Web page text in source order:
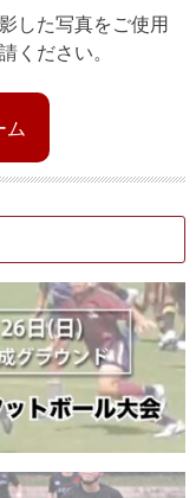
した写真をご使用
ください。
ム